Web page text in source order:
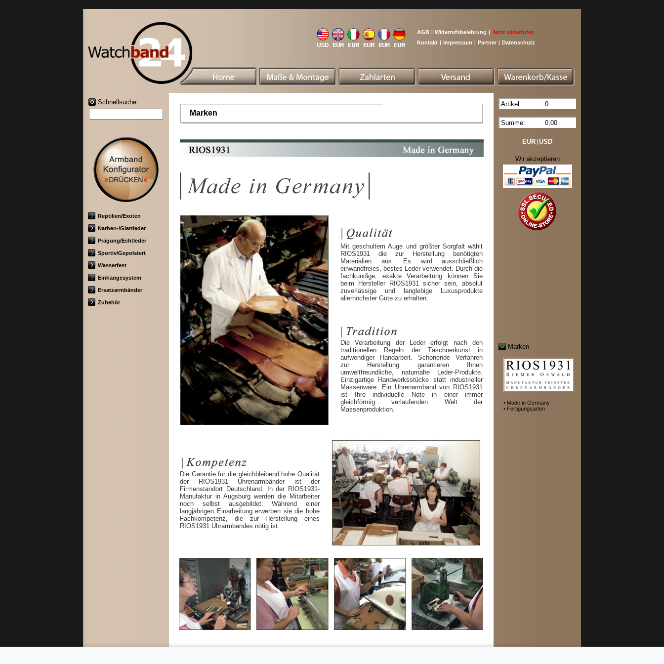
AGB | Widerrufsbelehrung | Jetzt widerrufen
Kontakt | Impressum | Partner | Datenschutz
Schnellsuche
Reptilien/Exoten
Narben-/Glattleder
Prägung/Echtleder
Sportiv/Gepolstert
Wasserfest
Einhängesystem
Ersatzarmbänder
Zubehör
Marken
Mit geschultem Auge und größter Sorgfalt wählt
RIOS1931 die zur Herstellung benötigten
Materialien aus. Es wird ausschließlich
einwandfreies, bestes Leder verwendet. Durch die
fachkundige, exakte Verarbeitung können Sie
beim Hersteller RIOS1931 sicher sein, absolut
zuverlässige und langlebige Luxusprodukte
allerhöchster Güte zu erhalten.
Die Verarbeitung der Leder erfolgt nach den
traditionellen Regeln der Täschnerkunst in
aufwendiger Handarbeit. Schonende Verfahren
zur Herstellung garantieren Ihnen
umweltfreundliche, naturnahe Leder-Produkte.
Einzigartige Handwerksstücke statt industrieller
Massenware. Ein Uhrenarmband von RIOS1931
ist Ihre individuelle Note in einer immer
gleichförmig verlaufenden Welt der
Massenproduktion.
Die Garantie für die gleichbleibend hohe Qualität
der RIOS1931 Uhrenarmbänder ist der
Firmenstandort Deutschland. In der RIOS1931-
Manufaktur in Augsburg werden die Mitarbeiter
noch selbst ausgebildet. Während einer
langjährigen Einarbeitung erwerben sie die hohe
Fachkompetenz, die zur Herstellung eines
RIOS1931 Uhrarmbandes nötig ist.
Artikel: 0
Summe: 0,00
EUR USD
Wir akzeptieren
Marken
• Made in Germany
• Fertigungsarten